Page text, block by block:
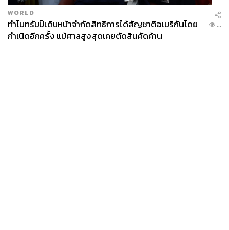
WORLD
ทำไมทรัมป์เดินหน้าจำกัดสิทธิการได้สัญชาติอเมริกันโดย
กำเนิดอีกครั้ง แม้ศาลสูงสุดเคยตัดสินคัดค้าน
...